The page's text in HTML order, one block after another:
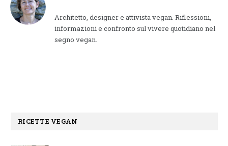
Architetto, designer e attivista vegan. Riflessioni,
informazioni e confronto sul vivere quotidiano nel
segno vegan.
RICETTE VEGAN